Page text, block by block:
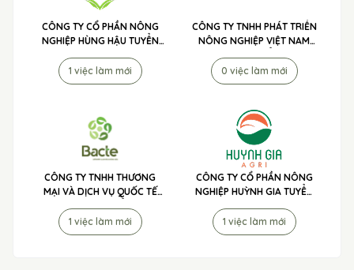
CÔNG TY CỔ PHẦN NÔNG
NGHIỆP HÙNG HẬU TUYỂN
DỤNG
1 việc làm mới
CÔNG TY TNHH PHÁT TRIỂN
NÔNG NGHIỆP VIỆT NAM
(AGRIVIET) TUYỂN DỤNG
0 việc làm mới
CÔNG TY TNHH THƯƠNG
MẠI VÀ DỊCH VỤ QUỐC TẾ
TIP TO MÃ LAI TUYỂN DỤNG
1 việc làm mới
CÔNG TY CỔ PHẦN NÔNG
NGHIỆP HUỲNH GIA TUYỂN
DỤNG
1 việc làm mới